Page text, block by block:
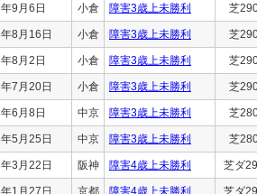
9月6日 小倉 障害3歳上未勝利 芝
8月16日 小倉 障害3歳上未勝利 芝
8月2日 小倉 障害3歳上未勝利 芝
7月20日 小倉 障害3歳上未勝利 芝
6月8日 中京 障害3歳上未勝利 芝
5月25日 中京 障害3歳上未勝利 芝
3月22日 阪神 障害4歳上未勝利 芝ダ
1月27日 京都 障害4歳上未勝利 芝ダ